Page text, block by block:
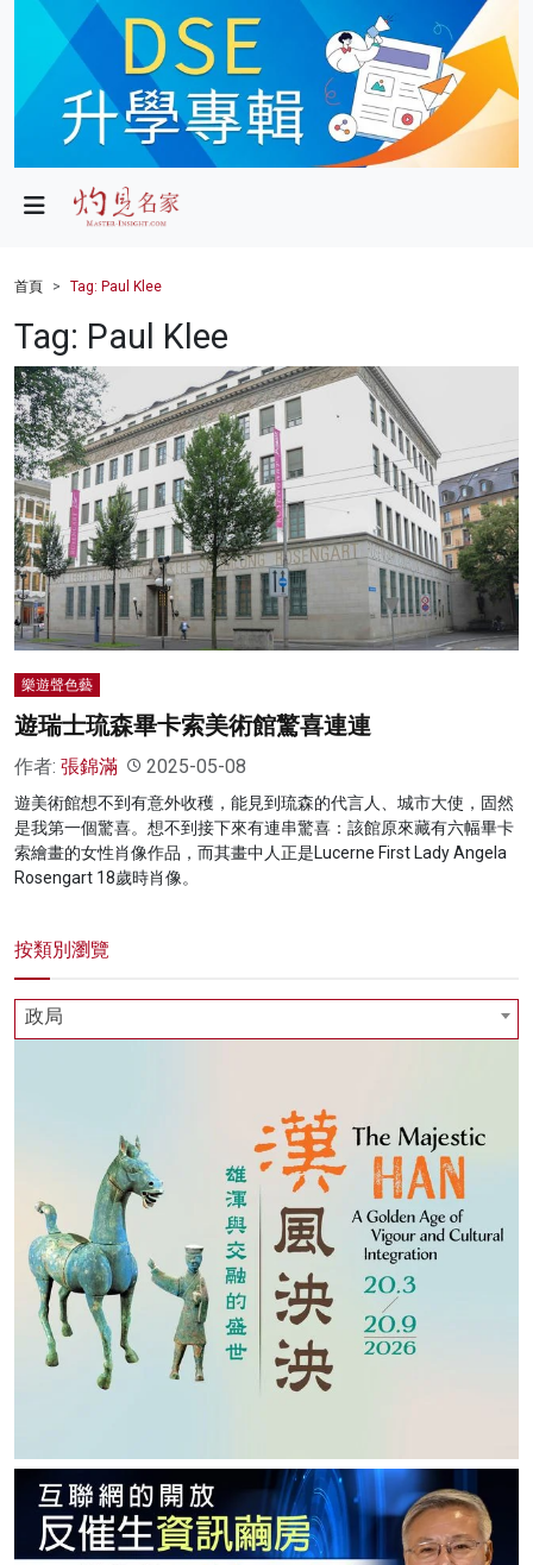
政局
財經
健康
商業
科技
影片
名家榜
灼見活動
首頁 Tag: Paul Klee
Tag: Paul Klee
樂遊聲色藝
遊瑞士琉森畢卡索美術館驚喜連連
作者: 張錦滿 2025-05-08
遊美術館想不到有意外收穫，能見到琉森的代言人、城市大使，固然
是我第一個驚喜。想不到接下來有連串驚喜：該館原來藏有六幅畢卡
索繪畫的女性肖像作品，而其畫中人正是Lucerne First Lady Angela
Rosengart 18歲時肖像。
按類別瀏覽
政局